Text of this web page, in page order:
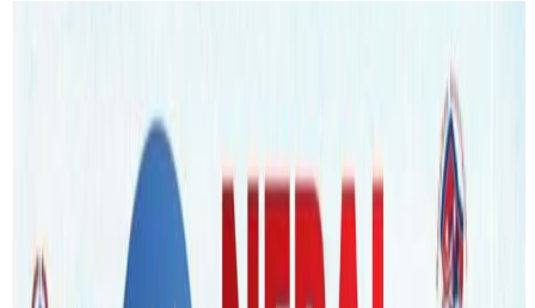
भोजपुरी, मैथली खाना पनि राखिने